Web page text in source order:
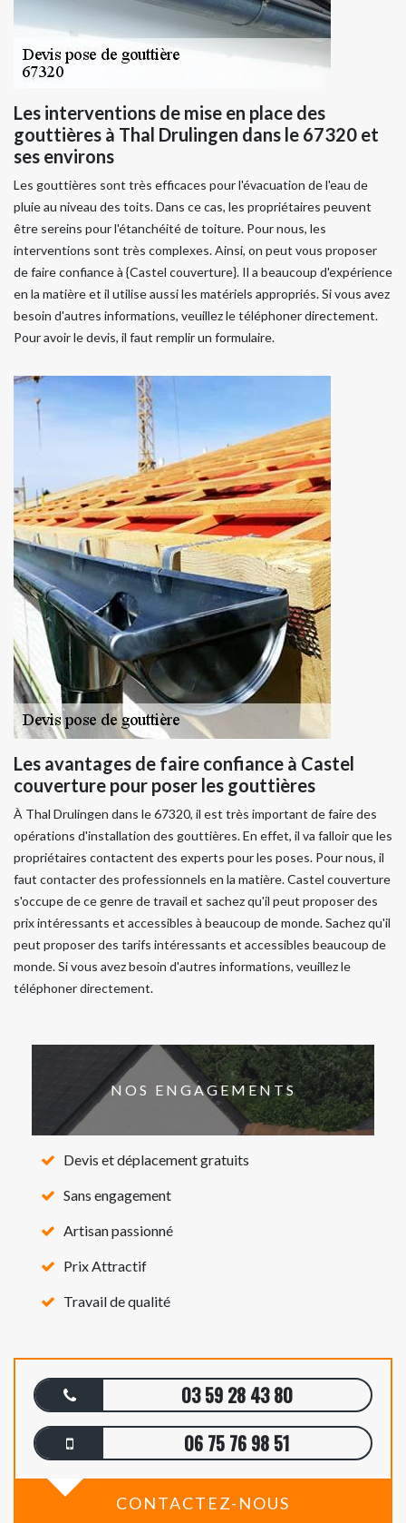
Les interventions de mise en place des
gouttières à Thal Drulingen dans le 67320 et
ses environs
Les gouttières sont très efficaces pour l'évacuation de l'eau de
pluie au niveau des toits. Dans ce cas, les propriétaires peuvent
être sereins pour l'étanchéité de toiture. Pour nous, les
interventions sont très complexes. Ainsi, on peut vous proposer
de faire confiance à {Castel couverture}. Il a beaucoup d'expérience
en la matière et il utilise aussi les matériels appropriés. Si vous avez
besoin d'autres informations, veuillez le téléphoner directement.
Pour avoir le devis, il faut remplir un formulaire.
Les avantages de faire confiance à Castel
couverture pour poser les gouttières
À Thal Drulingen dans le 67320, il est très important de faire des
opérations d'installation des gouttières. En effet, il va falloir que les
propriétaires contactent des experts pour les poses. Pour nous, il
faut contacter des professionnels en la matière. Castel couverture
s'occupe de ce genre de travail et sachez qu'il peut proposer des
prix intéressants et accessibles à beaucoup de monde. Sachez qu'il
peut proposer des tarifs intéressants et accessibles beaucoup de
monde. Si vous avez besoin d'autres informations, veuillez le
téléphoner directement.
NOS ENGAGEMENTS
Devis et déplacement gratuits
Sans engagement
Artisan passionné
Prix Attractif
Travail de qualité
03 59 28 43 80
06 75 76 98 51
CONTACTEZ-NOUS